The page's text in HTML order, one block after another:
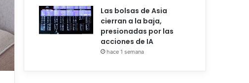
Las bolsas de Asia
cierran a la baja,
presionadas por las
acciones de IA
hace 1 semana